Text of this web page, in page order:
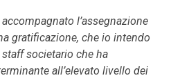
l’assegnazione
gratificazione, che io intendo
societario che ha
all’elevato livello dei